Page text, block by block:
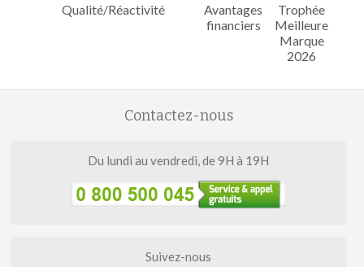
Qualité/Réactivité
Avantages
financiers
Trophée
Meilleure
Marque
2026
Contactez-nous
Du lundi au vendredi, de 9H à 19H
Suivez-nous